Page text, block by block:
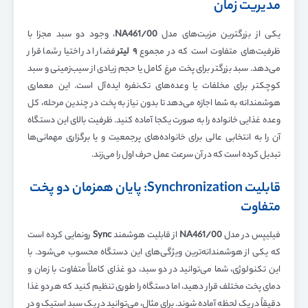
مدیریت زمان
یکی از بزرگترین مزیت‌های مدل NA461/00، وجود دو سبد مجزا با
ظرفیت‌های متفاوت است که در مجموع۹ لیترفضا را در اختیار شما قرار
می‌دهد. سبد بزرگتر برای پخت مرغ کامل یا حجم زیادی از سیب‌زمینی و سبد
کوچکتر برای مخلفات یا وعده‌های تک‌نفره ایده‌آل است. این معماری
هوشمندانه به شما اجازه می‌دهد تا بدون نیاز به پخت در چندین مرحله، کل
وعده غذایی خانواده را به صورت یکجا آماده کنید. ظرفیت بالای این دستگاه
آن را به انتخابی عالی برای خانواده‌های پرجمعیت و یا برگزاری مهمانی‌ها
تبدیل کرده است که در آن سرعت عمل حرف اول را می‌زند.
قابلیت Synchronization: پایان همزمان دو پخت
متفاوت
فیلیپس در مدلNA461/00 از قابلیت هوشمندSync رونمایی کرده است
که یکی از هوشمندانه‌ترین ویژگی‌های این دستگاه محسوب می‌شود. با
این تکنولوژی، شما می‌توانید در دو سبد، دو غذای کاملاً متفاوت با زمان و
دمای پخت مختلف قرار دهید، اما دستگاه را طوری تنظیم کنید که هر دو غذا
دقیقاً در یک لحظه آماده شوند. برای مثال، می‌توانید در یک سبد استیک و در